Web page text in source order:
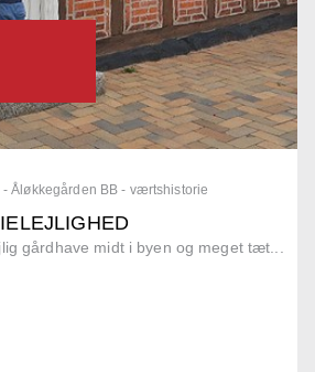
- Åløkkegården BB - værtshistorie
gårdhave midt i byen og meget tæt...